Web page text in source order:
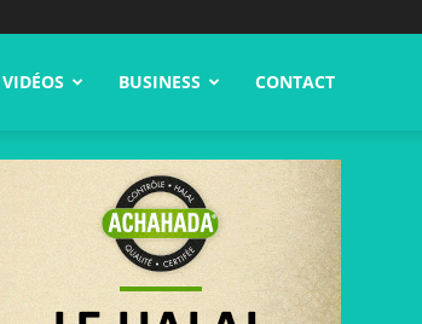
VIDÉOS BUSINESS CONTACT